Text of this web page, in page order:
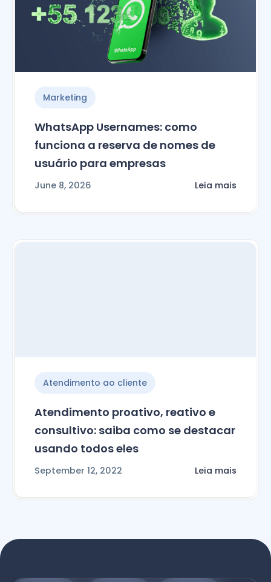
Marketing
WhatsApp Usernames: como
funciona a reserva de nomes de
usuário para empresas
June 8, 2026 Leia mais
Atendimento ao cliente
Atendimento proativo, reativo e
consultivo: saiba como se destacar
usando todos eles
September 12, 2022 Leia mais